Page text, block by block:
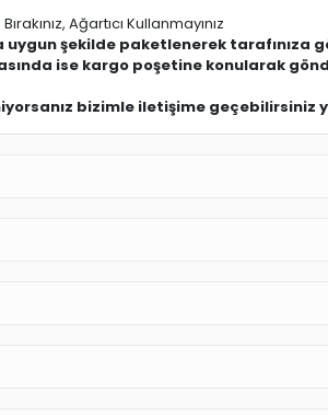
Ağartıcı Kullanmayınız
şekilde paketlenerek
ise kargo poşetine konularak
bizimle iletişime